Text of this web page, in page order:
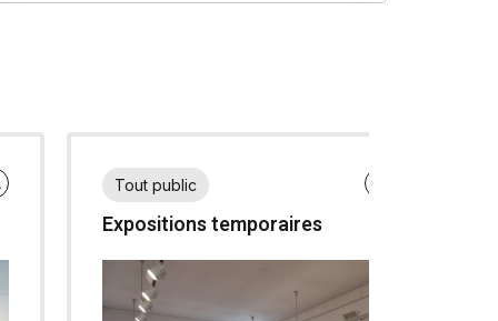
Tout public
Expositions temporaires